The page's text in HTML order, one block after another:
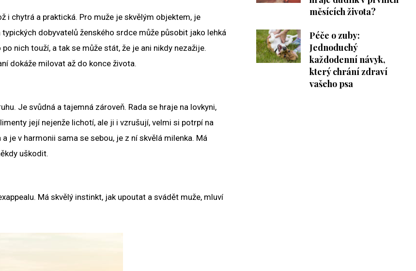
i chytrá a praktická. Pro muže je skvělým objektem, je
dobyvatelů ženského srdce může působit jako lehká
nich touží, a tak se může stát, že je ani nikdy nezažije.
dokáže milovat až do konce života.
Je svůdná a tajemná zároveň. Rada se hraje na lovkyni,
její nejenže lichotí, ale ji i vzrušují, velmi si potrpí na
je v harmonii sama se sebou, je z ní skvělá milenka. Má
uškodit.
Má skvělý instinkt, jak upoutat a svádět muže, mluví
měsících života?
Péče o zuby:
Jednoduchý
každodenní návyk,
který chrání zdraví
vašeho psa